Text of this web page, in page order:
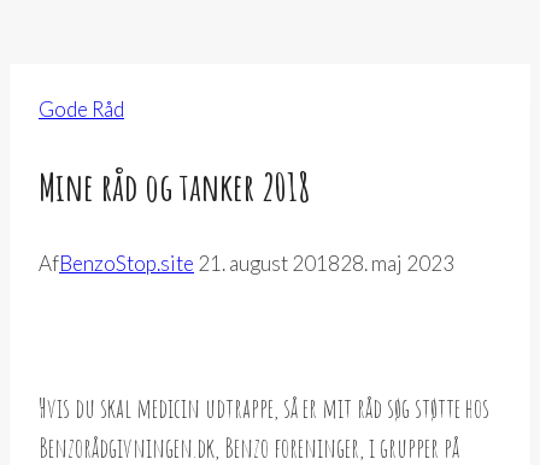
Gode Råd
Mine råd og tanker 2018
AfBenzoStop.site 21. august 201828. maj 2023
Hvis du skal medicin udtrappe, så er mit råd søg støtte hos
Benzorådgivningen.dk, Benzo foreninger, i grupper på